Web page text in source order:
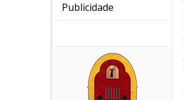
Publicidade